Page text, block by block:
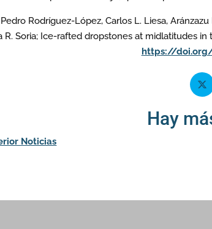
Rodríguez-López, Carlos L. Liesa,
R. Soria; Ice-rafted dropstones at midlatitudes
https://doi.org/
Hay
Noticias